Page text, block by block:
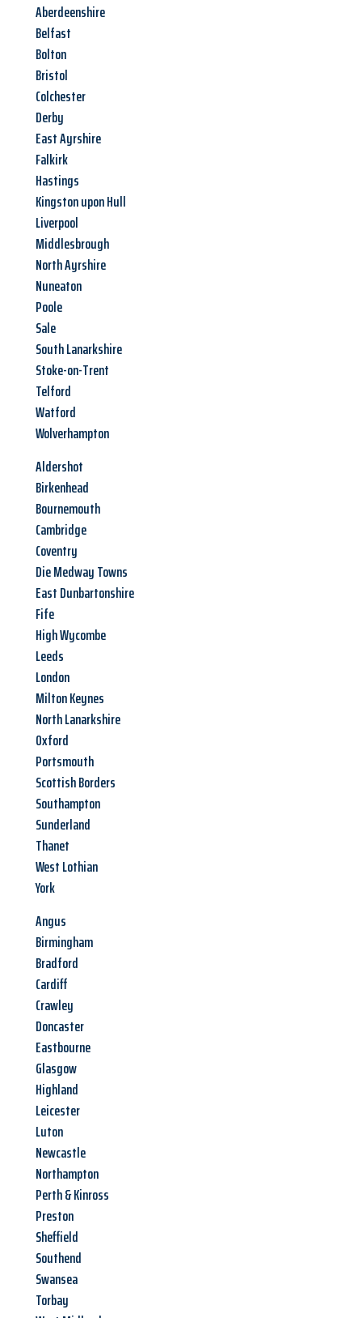
Aberdeenshire
Belfast
Bolton
Bristol
Colchester
Derby
East Ayrshire
Falkirk
Hastings
Kingston upon Hull
Liverpool
Middlesbrough
North Ayrshire
Nuneaton
Poole
Sale
South Lanarkshire
Stoke-on-Trent
Telford
Watford
Wolverhampton
Aldershot
Birkenhead
Bournemouth
Cambridge
Coventry
Die Medway Towns
East Dunbartonshire
Fife
High Wycombe
Leeds
London
Milton Keynes
North Lanarkshire
Oxford
Portsmouth
Scottish Borders
Southampton
Sunderland
Thanet
West Lothian
York
Angus
Birmingham
Bradford
Cardiff
Crawley
Doncaster
Eastbourne
Glasgow
Highland
Leicester
Luton
Newcastle
Northampton
Perth & Kinross
Preston
Sheffield
Southend
Swansea
Torbay